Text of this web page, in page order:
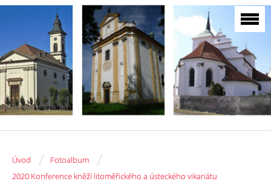
Úvod / Fotoalbum /
2020 Konference kněží litoměřického a ústeckého vikariátu